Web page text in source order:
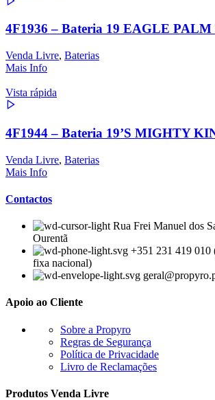
4F1936 – Bateria 19 EAGLE
Venda Livre, Baterias
Mais Info
Vista rápida
4F1944 – Bateria 19’S MIGHTY
Venda Livre, Baterias
Mais Info
Contactos
Rua Frei Manuel dos
Ourentã​
+351 231 419 010
fixa nacional)
Apoio ao Cliente
Sobre a Propyro
Regras de Segurança
Política de Privacidade
Livro de Reclamações
Produtos Venda Livre